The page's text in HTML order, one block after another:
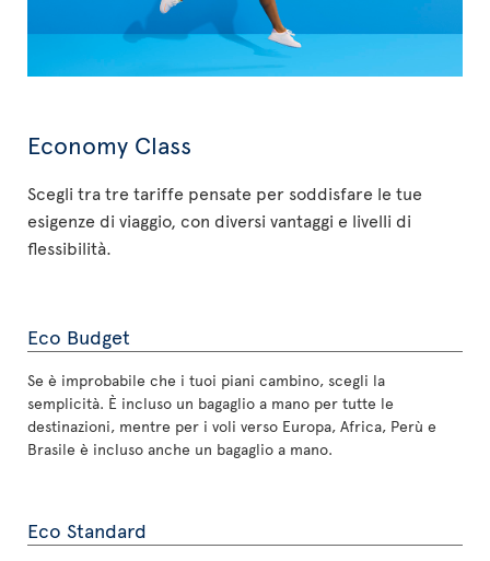
Economy Class
Scegli tra tre tariffe pensate per soddisfare le tue
esigenze di viaggio, con diversi vantaggi e livelli di
flessibilità.
Eco Budget
Se è improbabile che i tuoi piani cambino, scegli la
semplicità. È incluso un bagaglio a mano per tutte le
destinazioni, mentre per i voli verso Europa, Africa, Perù e
Brasile è incluso anche un bagaglio a mano.
Eco Standard